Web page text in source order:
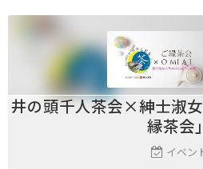
井の頭千人茶会×紳士淑
縁茶会」
イベン